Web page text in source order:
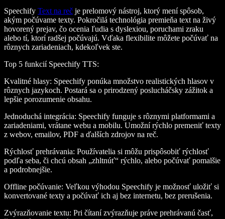
Speechify Text na reč je prelomový nástroj, ktorý mení spôsob,
akým počúvame texty. Pokročilá technológia premieňa text na živý
hovorený prejav, čo ocenia ľudia s dyslexiou, poruchami zraku
alebo tí, ktorí radšej počúvajú. Vďaka flexibilite môžete počúvať na
rôznych zariadeniach, kdekoľvek ste.
Top 5 funkcií Speechify TTS:
Kvalitné hlasy: Speechify ponúka množstvo realistických hlasov v
rôznych jazykoch. Postará sa o prirodzený poslucháčsky zážitok a
lepšie porozumenie obsahu.
Jednoduchá integrácia: Speechify funguje s rôznymi platformami a
zariadeniami, vrátane webu a mobilu. Umožní rýchlo premeniť texty
z webov, emailov, PDF a ďalších zdrojov na reč.
Rýchlosť prehrávania: Používatelia si môžu prispôsobiť rýchlosť
podľa seba, či chcú obsah „zhltnúť“ rýchlo, alebo počúvať pomalšie
a podrobnejšie.
Offline počúvanie: Veľkou výhodou Speechify je možnosť uložiť si
konvertované texty a počúvať ich aj bez internetu, bez prerušenia.
Zvýrazňovanie textu: Pri čítaní zvýrazňuje práve prehrávanú časť,